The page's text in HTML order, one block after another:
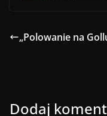
„Polowanie na
Dodaj